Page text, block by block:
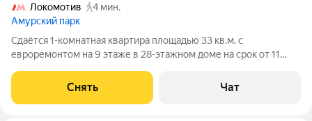
Локомотив
4 мин.
Амурский парк
Сдаётся 1-комнатная квартира площадью 33 кв.м. с
евроремонтом на 9 этаже в 28-этажном доме на срок от 11
Стиральная машина Холодильник Посудомоечная машина
Кондиционер Микроволновка Дом -
Снять Чат